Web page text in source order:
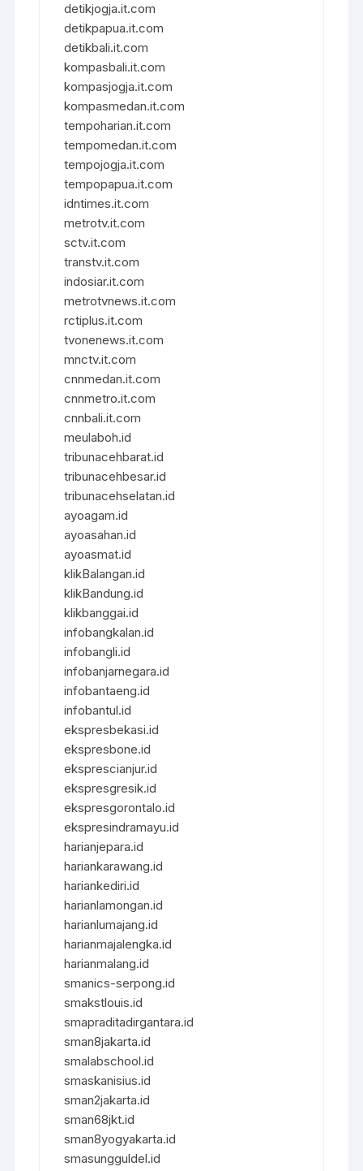
detikjogja.it.com
detikpapua.it.com
detikbali.it.com
kompasbali.it.com
kompasjogja.it.com
kompasmedan.it.com
tempoharian.it.com
tempomedan.it.com
tempojogja.it.com
tempopapua.it.com
idntimes.it.com
metrotv.it.com
sctv.it.com
transtv.it.com
indosiar.it.com
metrotvnews.it.com
rctiplus.it.com
tvonenews.it.com
mnctv.it.com
cnnmedan.it.com
cnnmetro.it.com
cnnbali.it.com
meulaboh.id
tribunacehbarat.id
tribunacehbesar.id
tribunacehselatan.id
ayoagam.id
ayoasahan.id
ayoasmat.id
klikBalangan.id
klikBandung.id
klikbanggai.id
infobangkalan.id
infobangli.id
infobanjarnegara.id
infobantaeng.id
infobantul.id
ekspresbekasi.id
ekspresbone.id
eksprescianjur.id
ekspresgresik.id
ekspresgorontalo.id
ekspresindramayu.id
harianjepara.id
hariankarawang.id
hariankediri.id
harianlamongan.id
harianlumajang.id
harianmajalengka.id
harianmalang.id
smanics-serpong.id
smakstlouis.id
smapraditadirgantara.id
sman8jakarta.id
smalabschool.id
smaskanisius.id
sman2jakarta.id
sman68jkt.id
sman8yogyakarta.id
smasungguldel.id